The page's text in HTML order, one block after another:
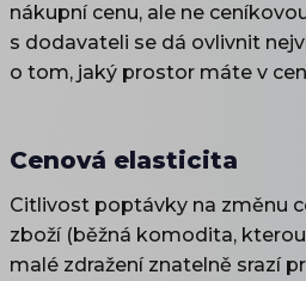
nákupní cenu, ale ne
s dodavateli se dá ovlivnit
o tom, jaký prostor máte v
Cenová elasticita
Citlivost poptávky na změnu
zboží (běžná komodita,
malé zdražení znatelně srazí